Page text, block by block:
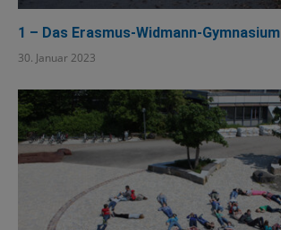
1 – Das Erasmus-Widmann-Gymnasium
30. Januar 2023